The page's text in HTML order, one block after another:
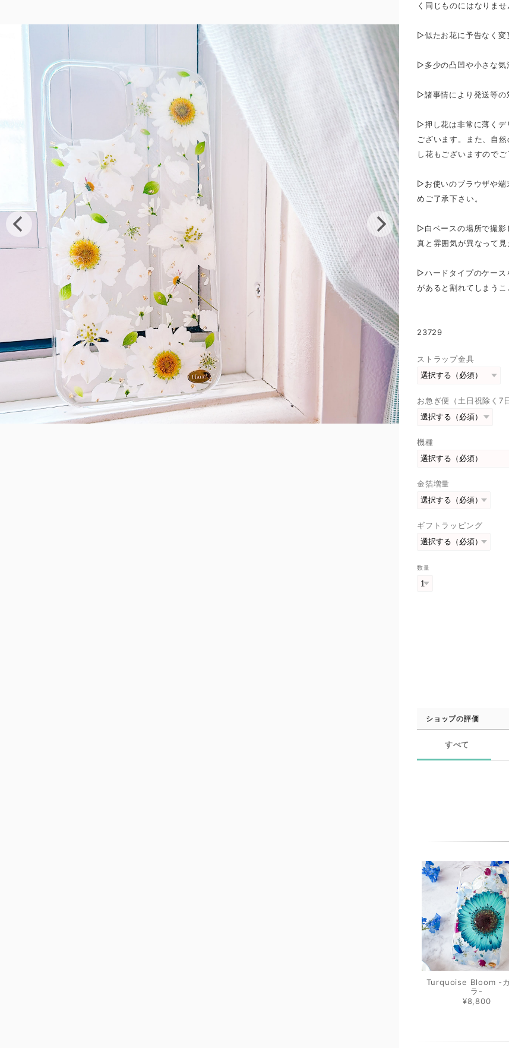
く同じものにはなりま
▷似たお花に予告なく変
▷多少の凸凹や小さな気
▷諸事情により発送等の
▷押し花は非常に薄くデ
ございます。また、自
し花もございますのでご
▷お使いのブラウザや端
めご了承下さい。
▷白ベースの場所で撮影
真と雰囲気が異なって見
▷ハードタイプのケース
があると割れてしまうこ
23729
ストラップ金具
お急ぎ便（土日祝除く7
機種
金箔増量
ギフトラッピング
数量
ショップの評価
すべて
Turquoise Bloom -
ラ-
¥8,800